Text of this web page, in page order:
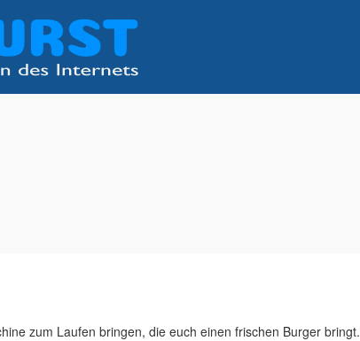
zum Laufen bringen, die euch einen frischen Burger bringt.